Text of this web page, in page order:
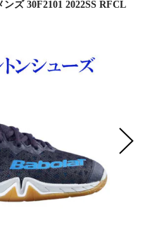
ズ 30F2101 2022SS RFCL